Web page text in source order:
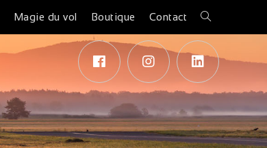
Magie du vol Boutique Contact